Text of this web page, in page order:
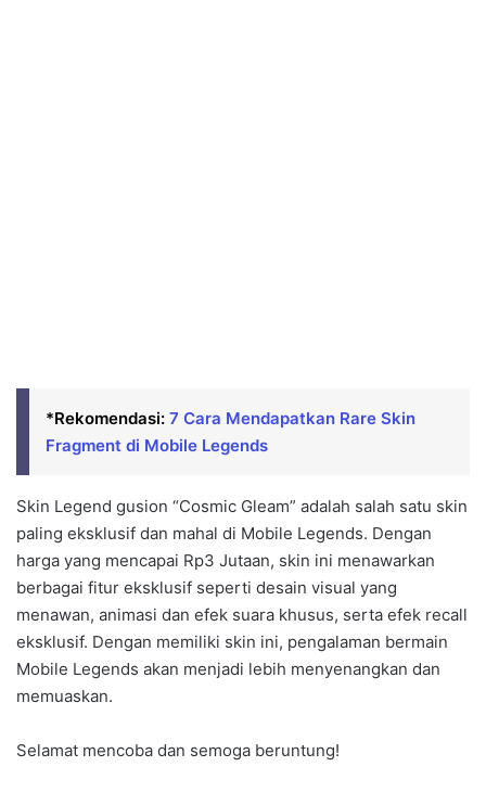
*Rekomendasi: 7 Cara Mendapatkan Rare Skin
Fragment di Mobile Legends
Skin Legend gusion “Cosmic Gleam” adalah salah satu skin
paling eksklusif dan mahal di Mobile Legends. Dengan
harga yang mencapai Rp3 Jutaan, skin ini menawarkan
berbagai fitur eksklusif seperti desain visual yang
menawan, animasi dan efek suara khusus, serta efek recall
eksklusif. Dengan memiliki skin ini, pengalaman bermain
Mobile Legends akan menjadi lebih menyenangkan dan
memuaskan.
Selamat mencoba dan semoga beruntung!